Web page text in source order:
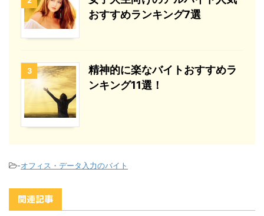
おすすめランキング7選
3
精神的に楽なバイトおすすめラ
ンキング11選！
-オフィス・データ入力のバイト
関連記事